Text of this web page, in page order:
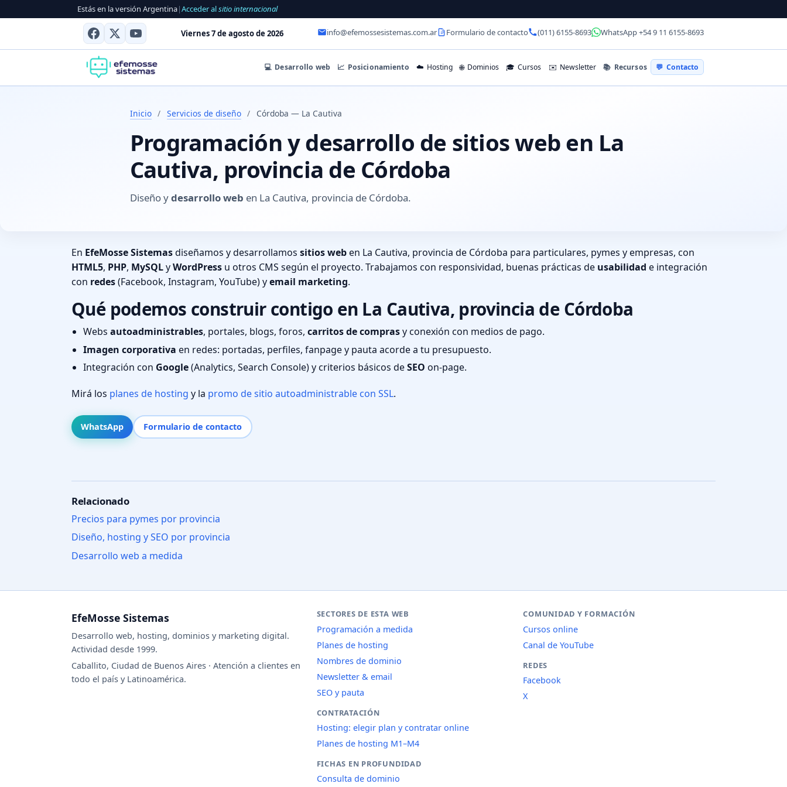
Estás en la versión Argentina|Acceder alsitio internacional
Viernes 7 de agosto de 2026 info@efemossesistemas.com.ar Formulario de contacto (011) 6155-8693 WhatsApp +54 9 11 6155-8693
💻 Desarrollo web 📈 Posicionamiento ☁️ Hosting 🌐 Dominios 🎓 Cursos ✉️ Newsletter 📚 Recursos 💬 Contacto
Inicio / Servicios de diseño / Córdoba — La Cautiva
Programación y desarrollo de sitios web en La
Cautiva, provincia de Córdoba
Diseño ydesarrollo web en La Cautiva, provincia de Córdoba.
En EfeMosse Sistemasdiseñamos y desarrollamos sitios weben La Cautiva, provincia de Córdoba para particulares, pymes y empresas, con
HTML5, PHP, MySQLyWordPress u otros CMS según el proyecto. Trabajamos con responsividad, buenas prácticas de usabilidad e integración
con redes(Facebook, Instagram, YouTube) yemail marketing.
Qué podemos construir contigo en La Cautiva, provincia de Córdoba
Webs autoadministrables, portales, blogs, foros, carritos de comprasy conexión con medios de pago.
Imagen corporativa en redes: portadas, perfiles, fanpage y pauta acorde a tu presupuesto.
Integración con Google(Analytics, Search Console) y criterios básicos deSEO on-page.
Mirá los planes de hosting y la promo de sitio autoadministrable con SSL.
WhatsApp Formulario de contacto
Relacionado
Precios para pymes por provincia
Diseño, hosting y SEO por provincia
Desarrollo web a medida
EfeMosse Sistemas
Desarrollo web, hosting, dominios y marketing digital.
Actividad desde 1999.
Caballito, Ciudad de Buenos Aires · Atención a clientes en
todo el país y Latinoamérica.
SECTORES DE ESTA WEB
Programación a medida
Planes de hosting
Nombres de dominio
Newsletter & email
SEO y pauta
CONTRATACIÓN
Hosting: elegir plan y contratar online
Planes de hosting M1–M4
FICHAS EN PROFUNDIDAD
Consulta de dominio
COMUNIDAD Y FORMACIÓN
Cursos online
Canal de YouTube
REDES
Facebook
X